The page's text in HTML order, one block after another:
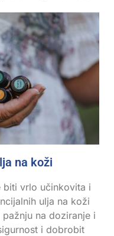
na koži
biti vrlo učinkovita i
ulja na koži
na doziranje i
i dobrobit